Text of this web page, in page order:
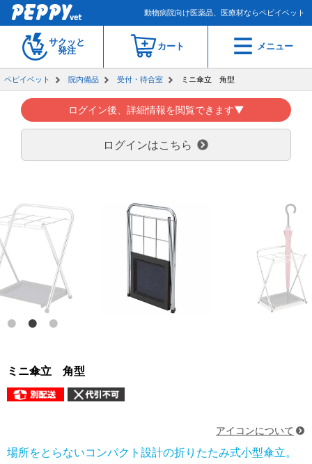
動物病院向け医薬品、医療材ならペピイベット
サクッと
発注
カート メニュー
ペピイベット 院内備品 受付・待合室 ミニ傘立 角型
ログイン後、詳細情報を閲覧できます▼
ログインはこちら
ミニ傘立 角型
アイコンについて
場所をとらないコンパクト設計の折りたたみ式小型傘立。